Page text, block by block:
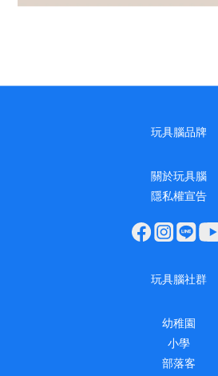
玩具腦品牌
關於玩具腦
隱私權宣告
玩具腦社群
幼稚園
小學
部落客